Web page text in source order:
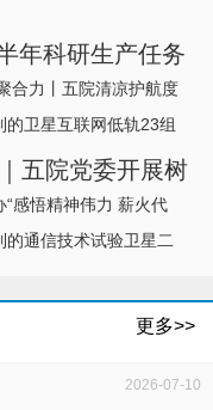
年科研生产任务
合力丨五院清凉护航度
... ]
的卫星互联网低轨23组
... ]
五院党委开展树
面对面座谈
“感悟精神伟力 薪火代
... ]
的通信技术试验卫星二
更多>>
2026-07-10